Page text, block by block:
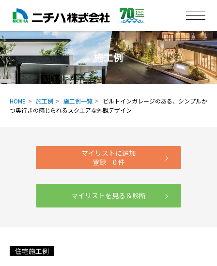
施工例
HOME 施工例 施工例一覧
ビルトインガレージのある、シンプルか
つ奥行きの感じられるスクエアな外観デザイン
マイリストに追加
登録 0 件
マイリストを見る＆診断
住宅施工例